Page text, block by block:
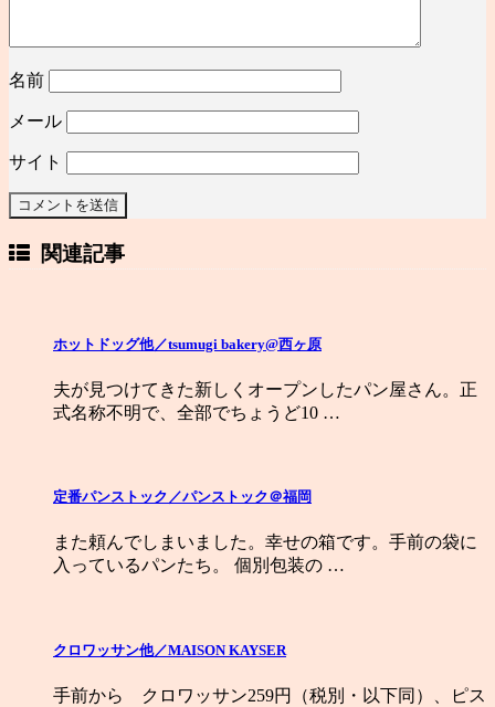
名前
メール
サイト
関連記事
ホットドッグ他／tsumugi bakery@西ヶ原
夫が見つけてきた新しくオープンしたパン屋さん。正
式名称不明で、全部でちょうど10 …
定番パンストック／パンストック＠福岡
また頼んでしまいました。幸せの箱です。手前の袋に
入っているパンたち。 個別包装の …
クロワッサン他／MAISON KAYSER
手前から クロワッサン259円（税別・以下同）、ピス